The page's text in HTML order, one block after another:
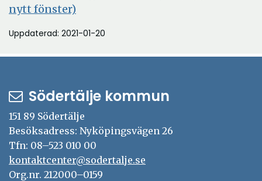
nytt fönster)
fönster
Uppdaterad: 2021-01-20
Södertälje kommun
151 89 Södertälje
Besöksadress: Nyköpingsvägen 26
Tfn: 08–523 010 00
kontaktcenter@sodertalje.se
Org.nr. 212000–0159